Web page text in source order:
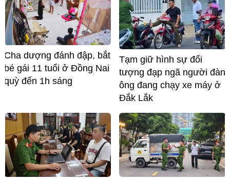
Cha dượng đánh đập, bắt
bé gái 11 tuổi ở Đồng Nai
quỳ đến 1h sáng
Tạm giữ hình sự đối
tượng đạp ngã người đàn
ông đang chạy xe máy ở
Đắk Lắk